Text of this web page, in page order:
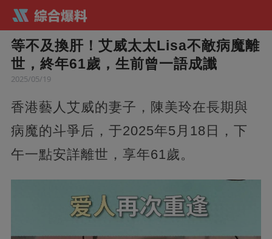
等不及換肝！艾威太太Lisa不敵病魔離
世，終年61歲，生前曾一語成讖
2025/05/19
香港藝人艾威的妻子，陳美玲在長期與
病魔的斗爭后，于2025年5月18日，下
午一點安詳離世，享年61歲。